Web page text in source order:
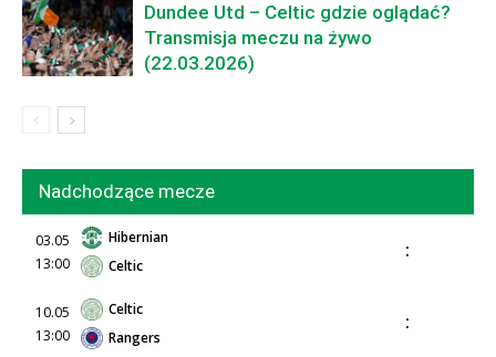
Dundee Utd – Celtic gdzie oglądać?
Transmisja meczu na żywo
(22.03.2026)
Nadchodzące mecze
03.05
13:00
Hibernian
Celtic
:
10.05
13:00
Celtic
Rangers
: